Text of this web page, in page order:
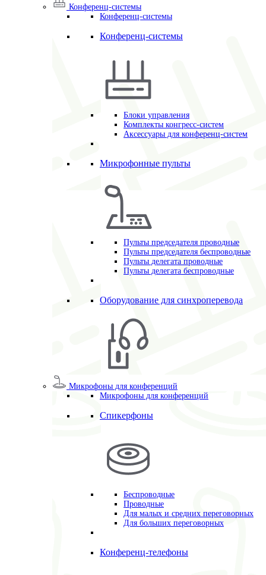
Конференц-системы
Конференц-системы
Конференц-системы
Блоки управления
Комплекты конгресс-систем
Аксессуары для конференц-систем
Микрофонные пульты
Пульты председателя проводные
Пульты председателя беспроводные
Пульты делегата проводные
Пульты делегата беспроводные
Оборудование для синхроперевода
Микрофоны для конференций
Микрофоны для конференций
Спикерфоны
Беспроводные
Проводные
Для малых и средних переговорных
Для больших переговорных
Конференц-телефоны